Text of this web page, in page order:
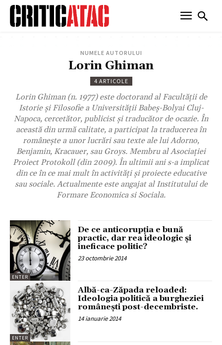
NUMELE AUTORULUI
Lorin Ghiman
4 ARTICOLE
Lorin Ghiman (n. 1977) este doctorand al Facultăţii de
Istorie şi Filosofie a Universităţii Babeş-Bolyai Cluj-
Napoca, cercetător, publicist şi traducător de ocazie. În
această din urmă calitate, a participat la traducerea în
româneşte a unor lucrări sau texte ale lui Adorno,
Benjamin, Kracauer, sau Groys. Membru al Asociaţiei
Proiect Protokoll (din 2009). În ultimii ani s-a implicat
din ce în ce mai mult în activităţi şi proiecte educative
sau sociale. Actualmente este angajat al Institutului de
Formare Economica si Sociala.
ENTER
De ce anticorupţia e bună
practic, dar rea ideologic şi
ineficace politic?
23 octombrie 2014
ENTER
Albă-ca-Zăpada reloaded:
Ideologia politică a burgheziei
româneşti post-decembriste.
14 ianuarie 2014